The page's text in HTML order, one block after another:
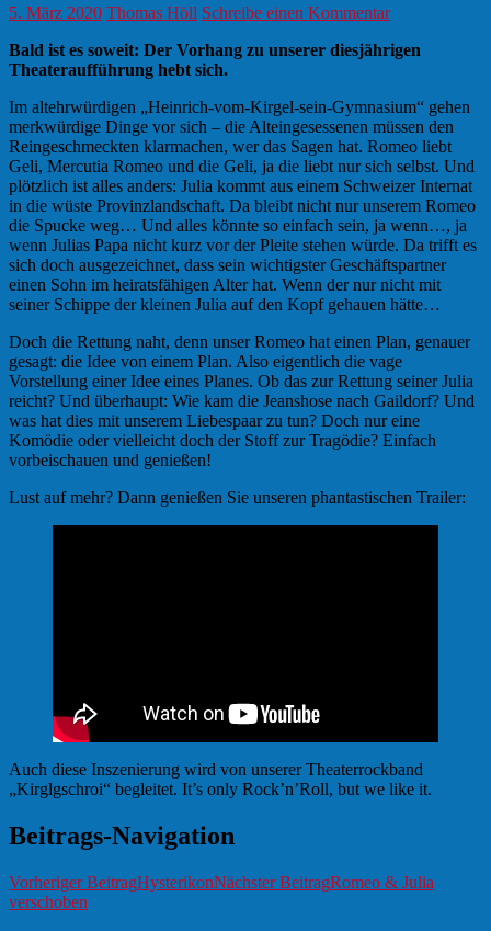
5. März 2020 Thomas Höll Schreibe einen Kommentar
Bald ist es soweit: Der Vorhang zu unserer diesjährigen
Theateraufführung hebt sich.
Im altehrwürdigen „Heinrich-vom-Kirgel-sein-Gymnasium“ gehen
merkwürdige Dinge vor sich – die Alteingesessenen müssen den
Reingeschmeckten klarmachen, wer das Sagen hat. Romeo liebt
Geli, Mercutia Romeo und die Geli, ja die liebt nur sich selbst. Und
plötzlich ist alles anders: Julia kommt aus einem Schweizer Internat
in die wüste Provinzlandschaft. Da bleibt nicht nur unserem Romeo
die Spucke weg… Und alles könnte so einfach sein, ja wenn…, ja
wenn Julias Papa nicht kurz vor der Pleite stehen würde. Da trifft es
sich doch ausgezeichnet, dass sein wichtigster Geschäftspartner
einen Sohn im heiratsfähigen Alter hat. Wenn der nur nicht mit
seiner Schippe der kleinen Julia auf den Kopf gehauen hätte…
Doch die Rettung naht, denn unser Romeo hat einen Plan, genauer
gesagt: die Idee von einem Plan. Also eigentlich die vage
Vorstellung einer Idee eines Planes. Ob das zur Rettung seiner Julia
reicht? Und überhaupt: Wie kam die Jeanshose nach Gaildorf? Und
was hat dies mit unserem Liebespaar zu tun? Doch nur eine
Komödie oder vielleicht doch der Stoff zur Tragödie? Einfach
vorbeischauen und genießen!
Lust auf mehr? Dann genießen Sie unseren phantastischen Trailer:
Auch diese Inszenierung wird von unserer Theaterrockband
„Kirglgschroi“ begleitet. It’s only Rock’n’Roll, but we like it.
Beitrags-Navigation
Vorheriger BeitragHysterikonNächster BeitragRomeo & Julia
verschoben